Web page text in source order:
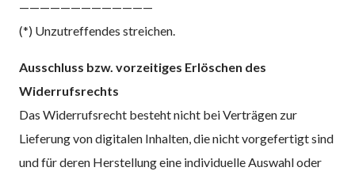
—————————————
(*) Unzutreffendes streichen.
Ausschluss bzw. vorzeitiges Erlöschen des
Widerrufsrechts
Das Widerrufsrecht besteht nicht bei Verträgen zur
Lieferung von digitalen Inhalten, die nicht vorgefertigt sind
und für deren Herstellung eine individuelle Auswahl oder